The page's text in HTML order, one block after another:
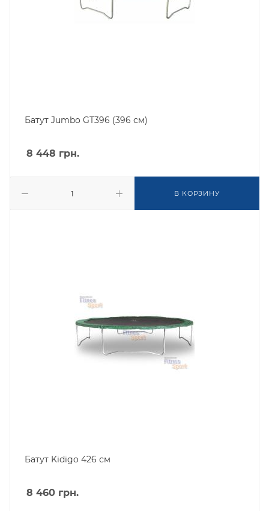
Батут Jumbo GT396 (396 см)
8 448 грн.
В КОРЗИНУ
Батут Kidigo 426 см
8 460 грн.